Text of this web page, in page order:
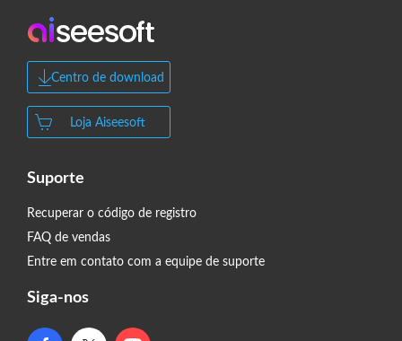
Centro de download
Loja Aiseesoft
Suporte
Recuperar o código de registro
FAQ de vendas
Entre em contato com a equipe de suporte
Siga-nos